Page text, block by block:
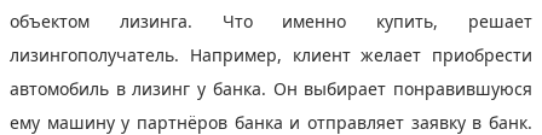
объектом лизинга. Что именно купить, решает
лизингополучатель. Например, клиент желает приобрести
автомобиль в лизинг у банка. Он выбирает понравившуюся
ему машину у партнёров банка и отправляет заявку в банк.